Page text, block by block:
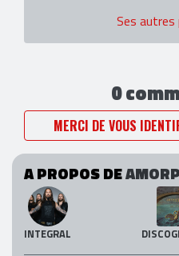
Ses autres
0
MERCI DE VOUS
A PROPOS DE
INTEGRAL